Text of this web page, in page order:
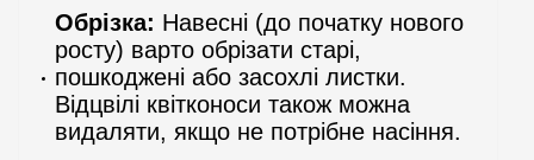
Обрізка: Навесні (до початку нового
росту) варто обрізати старі,
пошкоджені або засохлі листки.
Відцвілі квітконоси також можна
видаляти, якщо не потрібне насіння.